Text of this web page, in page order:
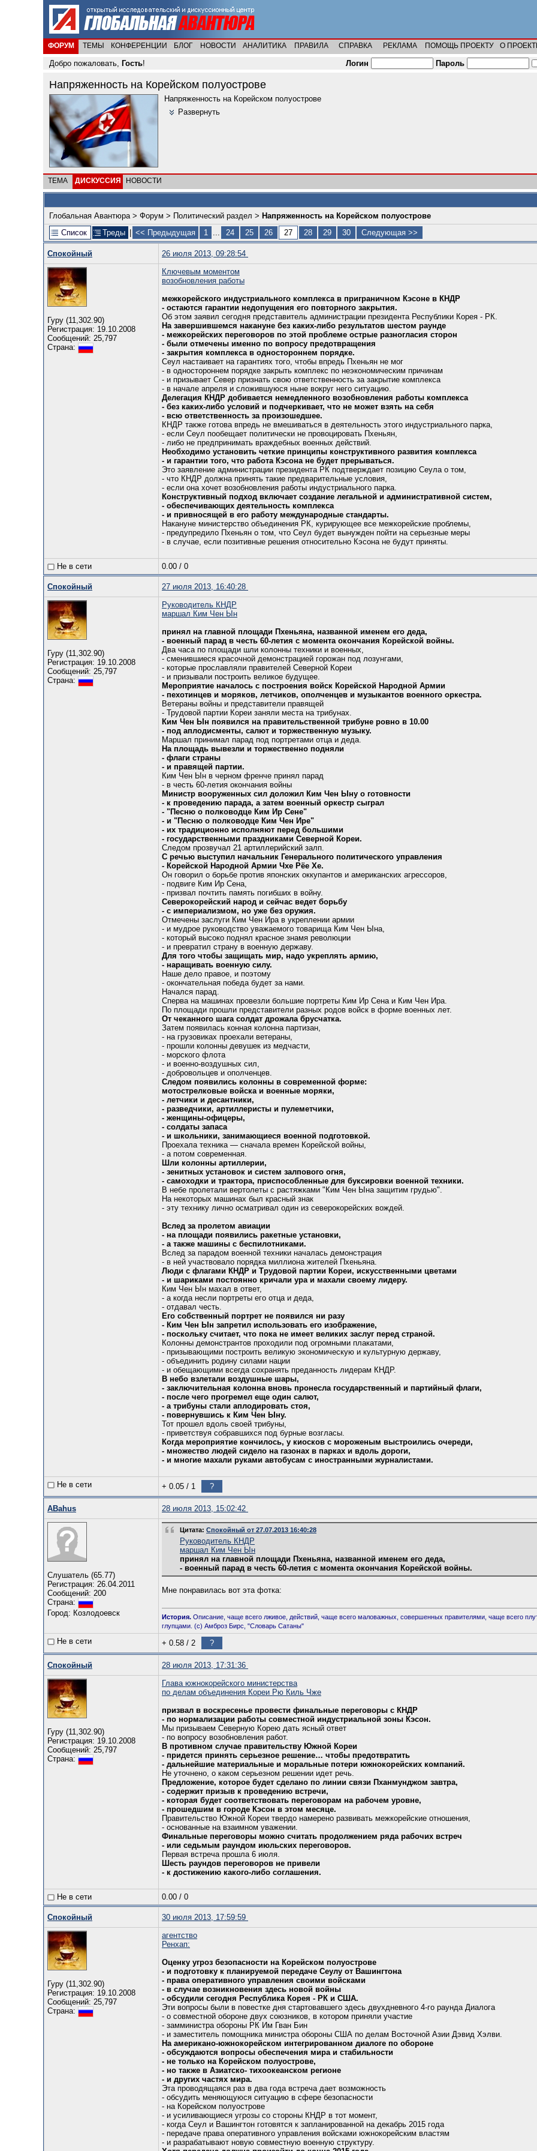
ФОРУМ ТЕМЫ КОНФЕРЕНЦИИ БЛОГ НОВОСТИ АНАЛИТИКА ПРАВИЛА СПРАВКА РЕКЛАМА ПОМОЩЬ ПРОЕКТУ О
Добро пожаловать, Гость! Логин Пароль
Напряженность на Корейском полуострове
Напряженность на Корейском полуострове
Развернуть
ТЕМА ДИСКУССИЯ НОВОСТИ
Глобальная Авантюра> Форум > Политический раздел > Напряженность на Корейском полуострове
Список
Треды << Предыдущая 1 ... 24 25 26 27 28 29 30 Следующая >>
Спокойный 26 июля 2013, 09:28:54
Гуру (11,302.90)
Регистрация: 19.10.2008
Сообщений: 25,797
Страна:
Ключевым моментом
возобновления работы
межкорейского индустриального комплекса в приграничном Кэсоне в КНДР
- остаются гарантии недопущения его повторного закрытия.
Об этом заявил сегодня представитель администрации президента Республики Корея - РК.
На завершившемся накануне без каких-либо результатов шестом раунде
- межкорейских переговоров по этой проблеме острые разногласия сторон
- были отмечены именно по вопросу предотвращения
- закрытия комплекса в одностороннем порядке.
Сеул настаивает на гарантиях того, чтобы впредь Пхеньян не мог
- в одностороннем порядке закрыть комплекс по неэкономическим причинам
- и призывает Север признать свою ответственность за закрытие комплекса
- в начале апреля и сложившуюся ныне вокруг него ситуацию.
Делегация КНДР добивается немедленного возобновления работы комплекса
- без каких-либо условий и подчеркивает, что не может взять на себя
- всю ответственность за произошедшее.
КНДР также готова впредь не вмешиваться в деятельность этого индустриального парка,
- если Сеул пообещает политически не провоцировать Пхеньян,
- либо не предпринимать враждебных военных действий.
Необходимо установить четкие принципы конструктивного развития комплекса
- и гарантии того, что работа Кэсона не будет прерываться.
Это заявление администрации президента РК подтверждает позицию Сеула о том,
- что КНДР должна принять такие предварительные условия,
- если она хочет возобновления работы индустриального парка.
Конструктивный подход включает создание легальной и административной систем,
- обеспечивающих деятельность комплекса
- и привносящей в его работу международные стандарты.
Накануне министерство объединения РК, курирующее все межкорейские проблемы,
- предупредило Пхеньян о том, что Сеул будет вынужден пойти на серьезные меры
- в случае, если позитивные решения относительно Кэсона не будут приняты.
Не в сети 0.00 / 0
Спокойный 27 июля 2013, 16:40:28
Гуру (11,302.90)
Регистрация: 19.10.2008
Сообщений: 25,797
Страна:
Руководитель КНДР
маршал Ким Чен Ын
принял на главной площади Пхеньяна, названной именем его деда,
- военный парад в честь 60-летия с момента окончания Корейской войны.
Два часа по площади шли колонны техники и военных,
- сменившиеся красочной демонстрацией горожан под лозунгами,
- которые прославляли правителей Северной Кореи
- и призывали построить великое будущее.
Мероприятие началось с построения войск Корейской Народной Армии
- пехотинцев и моряков, летчиков, ополченцев и музыкантов военного оркестра.
Ветераны войны и представители правящей
- Трудовой партии Кореи заняли места на трибунах.
Ким Чен Ын появился на правительственной трибуне ровно в 10.00
- под аплодисменты, салют и торжественную музыку.
Маршал принимал парад под портретами отца и деда.
На площадь вывезли и торжественно подняли
- флаги страны
- и правящей партии.
Ким Чен Ын в черном френче принял парад
- в честь 60-летия окончания войны
Министр вооруженных сил доложил Ким Чен Ыну о готовности
- к проведению парада, а затем военный оркестр сыграл
- "Песню о полководце Ким Ир Сене"
- и "Песню о полководце Ким Чен Ире"
- их традиционно исполняют перед большими
- государственными праздниками Северной Кореи.
Следом прозвучал 21 артиллерийский залп.
С речью выступил начальник Генерального политического управления
- Корейской Народной Армии Чхе Рёе Хе.
Он говорил о борьбе против японских оккупантов и американских агрессоров,
- подвиге Ким Ир Сена,
- призвал почтить память погибших в войну.
Северокорейский народ и сейчас ведет борьбу
- с империализмом, но уже без оружия.
Отмечены заслуги Ким Чен Ира в укреплении армии
- и мудрое руководство уважаемого товарища Ким Чен Ына,
- который высоко поднял красное знамя революции
- и превратил страну в военную державу.
Для того чтобы защищать мир, надо укреплять армию,
- наращивать военную силу.
Наше дело правое, и поэтому
- окончательная победа будет за нами.
Начался парад.
Сперва на машинах провезли большие портреты Ким Ир Сена и Ким Чен Ира.
По площади прошли представители разных родов войск в форме военных лет.
От чеканного шага солдат дрожала брусчатка.
Затем появилась конная колонна партизан,
- на грузовиках проехали ветераны,
- прошли колонны девушек из медчасти,
- морского флота
- и военно-воздушных сил,
- добровольцев и ополченцев.
Следом появились колонны в современной форме:
мотострелковые войска и военные моряки,
- летчики и десантники,
- разведчики, артиллеристы и пулеметчики,
- женщины-офицеры,
- солдаты запаса
- и школьники, занимающиеся военной подготовкой.
Проехала техника — сначала времен Корейской войны,
- а потом современная.
Шли колонны артиллерии,
- зенитных установок и систем залпового огня,
- самоходки и трактора, приспособленные для буксировки военной техники.
В небе пролетали вертолеты с растяжками "Ким Чен Ына защитим грудью".
На некоторых машинах был красный знак
- эту технику лично осматривал один из северокорейских вождей.
Вслед за пролетом авиации
- на площади появились ракетные установки,
- а также машины с беспилотниками.
Вслед за парадом военной техники началась демонстрация
- в ней участвовало порядка миллиона жителей Пхеньяна.
Люди с флагами КНДР и Трудовой партии Кореи, искусственными цветами
- и шариками постоянно кричали ура и махали своему лидеру.
Ким Чен Ын махал в ответ,
- а когда несли портреты его отца и деда,
- отдавал честь.
Его собственный портрет не появился ни разу
- Ким Чен Ын запретил использовать его изображение,
- поскольку считает, что пока не имеет великих заслуг перед страной.
Колонны демонстрантов проходили под огромными плакатами,
- призывающими построить великую экономическую и культурную державу,
- объединить родину силами нации
- и обещающими всегда сохранять преданность лидерам КНДР.
В небо взлетали воздушные шары,
- заключительная колонна вновь пронесла государственный и партийный флаги,
- после чего прогремел еще один салют,
- а трибуны стали аплодировать стоя,
- повернувшись к Ким Чен Ыну.
Тот прошел вдоль своей трибуны,
- приветствуя собравшихся под бурные возгласы.
Когда мероприятие кончилось, у киосков с мороженым выстроились очереди,
- множество людей сидело на газонах в парках и вдоль дороги,
- и многие махали руками автобусам с иностранными журналистами.
Не в сети + 0.05 / 1 ?
ABahus 28 июля 2013, 15:02:42
Слушатель (65.77)
Регистрация: 26.04.2011
Сообщений: 200
Страна:
Город: Козлодоевск
Цитата: Спокойный от 27.07.2013 16:40:28
Руководитель КНДР
маршал Ким Чен Ын
принял на главной площади Пхеньяна, названной именем его деда,
- военный парад в честь 60-летия с момента окончания Корейской войны.
Мне понравилась вот эта фотка:
История. Описание, чаще всего лживое, действий, чаще всего маловажных, совершенных правителями, чаще всего
глупцами. (с) Амброз Бирс, "Словарь Сатаны"
Не в сети + 0.58 / 2 ?
Спокойный 28 июля 2013, 17:31:36
Гуру (11,302.90)
Регистрация: 19.10.2008
Сообщений: 25,797
Страна:
Глава южнокорейского министерства
по делам объединения Кореи Рю Киль Чже
призвал в воскресенье провести финальные переговоры с КНДР
- по нормализации работы совместной индустриальной зоны Кэсон.
Мы призываем Северную Корею дать ясный ответ
- по вопросу возобновления работ.
В противном случае правительству Южной Кореи
- придется принять серьезное решение… чтобы предотвратить
- дальнейшие материальные и моральные потери южнокорейских компаний.
Не уточнено, о каком серьезном решении идет речь.
Предложение, которое будет сделано по линии связи Пханмунджом завтра,
- содержит призыв к проведению встречи,
- которая будет соответствовать переговорам на рабочем уровне,
- прошедшим в городе Кэсон в этом месяце.
Правительство Южной Кореи твердо намерено развивать межкорейские отношения,
- основанные на взаимном уважении.
Финальные переговоры можно считать продолжением ряда рабочих встреч
- или седьмым раундом июльских переговоров.
Первая встреча прошла 6 июля.
Шесть раундов переговоров не привели
- к достижению какого-либо соглашения.
Не в сети 0.00 / 0
Спокойный 30 июля 2013, 17:59:59
Гуру (11,302.90)
Регистрация: 19.10.2008
Сообщений: 25,797
Страна:
агентство
Ренхап:
Оценку угроз безопасности на Корейском полуострове
- и подготовку к планируемой передаче Сеулу от Вашингтона
- права оперативного управления своими войсками
- в случае возникновения здесь новой войны
- обсудили сегодня Республика Корея - РК и США.
Эти вопросы были в повестке дня стартовавшего здесь двухдневного 4-го раунда Диалога
- о совместной обороне двух союзников, в котором приняли участие
- замминистра обороны РК Им Гван Бин
- и заместитель помощника министра обороны США по делам Восточной Азии Дэвид Хэлви.
На американо-южнокорейском интегрированном диалоге по обороне
- обсуждаются вопросы обеспечения мира и стабильности
- не только на Корейском полуострове,
- но также в Азиатско- тихоокеанском регионе
- и других частях мира.
Эта проводящаяся раз в два года встреча дает возможность
- обсудить меняющуюся ситуацию в сфере безопасности
- на Корейском полуострове
- и усиливающиеся угрозы со стороны КНДР в тот момент,
- когда Сеул и Вашингтон готовятся к запланированной на декабрь 2015 года
- передаче права оперативного управления войсками южнокорейским властям
- и разрабатывают новую совместную военную структуру.